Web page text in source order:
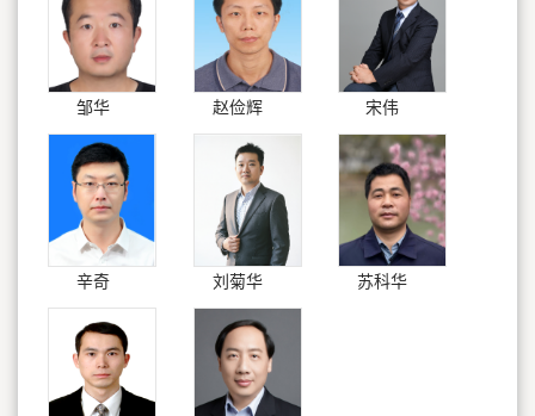
邹华 赵俭辉 宋伟
辛奇 刘菊华 苏科华